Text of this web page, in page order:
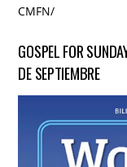
CMFN/
GOSPEL FOR
DE SEPTIEMBRE